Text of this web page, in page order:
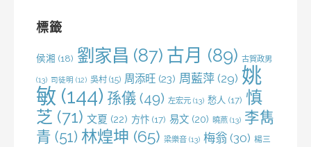
標籤
侯湘 (18) 劉家昌 (87) 古月 (89) 古賀政男
(13) 司徒明 (12) 吳村 (15) 周添旺 (23) 周藍萍 (29) 姚
敏 (144) 孫儀 (49) 左宏元 (13) 愁人 (17) 慎
芝 (71) 文夏 (22) 方忭 (17) 易文 (20) 曉燕 (13) 李雋
青 (51) 林煌坤 (65) 梁樂音 (13) 梅翁 (30) 楊三